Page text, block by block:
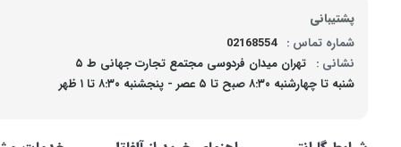
این مشخصات نشان می‌دهد که PN‑11 برای شارژ سریع گوشی‌های سازگار با فناوری Fast Charging مناسب است.
شارژ بی‌سیم مغناطیسی
یکی از ویژگی‌های مهم این پاوربانک، قابلیت شارژ بی‌سیم مغناطیسی
پشتیبانی
شماره تماس : 02168554
نشانی : تهران میدان فردوسی مجتمع تجارت جهانی ط ۵
شنبه تا چهارشنبه ۸:۳۰ صبح تا ۵ عصر - پنجشنبه ۸:۳۰ تا ۱ ظهر